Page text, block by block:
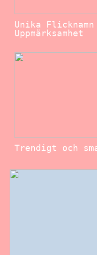
Unika Flicknamn
Uppmärksamhet
Trendigt och